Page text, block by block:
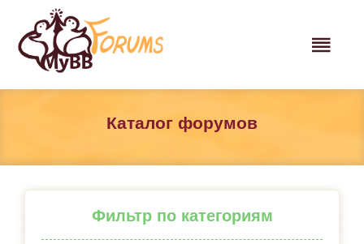
Каталог форумов
Фильтр по категориям